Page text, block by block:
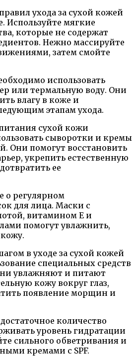
ухода за сухой кожей
Используйте мягкие
которые не содержат
Нежно массируйте
затем смойте
использовать
или термальную воду. Они
влагу в коже и
этапам ухода.
сухой кожи
сыворотки и кремы
Они помогут восстановить
укрепить естественную
ее
о регулярном
для лица. Маски с
витамином Е и
помогут увлажнить,
в уходе за сухой кожей
специальных средств
увлажняют и питают
кожу вокруг глаз,
появление морщин и
количество
уровень гидратации
сильного обветривания и
кремами с SPF.